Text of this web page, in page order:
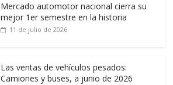
Mercado automotor nacional cierra su
mejor 1er semestre en la historia
11 de julio de 2026
Las ventas de vehículos pesados:
Camiones y buses, a junio de 2026